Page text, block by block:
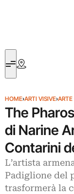
HOME›ARTI VISIVE›
The
di Narine
Contarini
L’artista
Padiglione del
trasformerà la